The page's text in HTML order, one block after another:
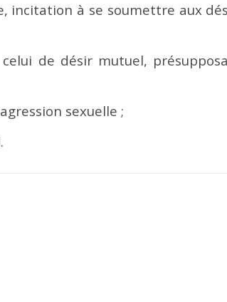
incitation à se soumettre aux
de désir mutuel,
sexuelle ;